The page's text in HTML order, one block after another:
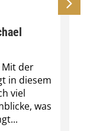
Mit der
in diesem
viel
was